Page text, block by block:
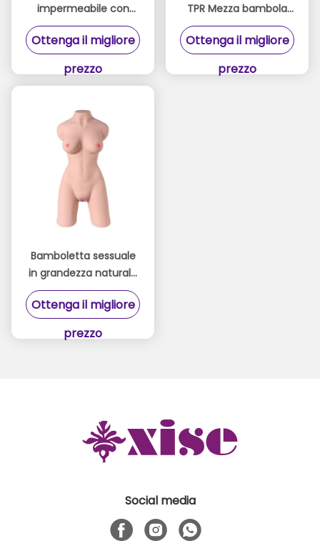
impermeabile con
grandi seni con
tessitura vaginale e
Ottenga il migliore
prezzo
TPR Mezza bambola
sessuale con texture
3D realistiche
Ottenga il migliore
prezzo
Bamboletta sessuale
in grandezza naturale
con confezione a
colori con tunnel
Ottenga il migliore
prezzo
Social media